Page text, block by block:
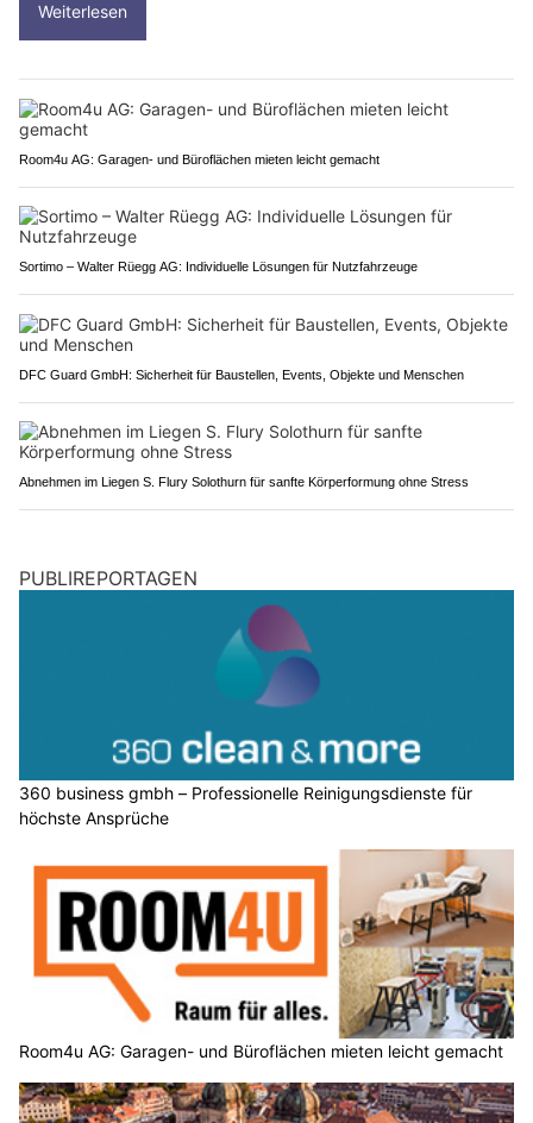
Weiterlesen
Room4u AG: Garagen- und Büroflächen mieten leicht gemacht
Sortimo – Walter Rüegg AG: Individuelle Lösungen für Nutzfahrzeuge
DFC Guard GmbH: Sicherheit für Baustellen, Events, Objekte und Menschen
Abnehmen im Liegen S. Flury Solothurn für sanfte Körperformung ohne Stress
PUBLIREPORTAGEN
360 business gmbh – Professionelle Reinigungsdienste für
höchste Ansprüche
Room4u AG: Garagen- und Büroflächen mieten leicht gemacht